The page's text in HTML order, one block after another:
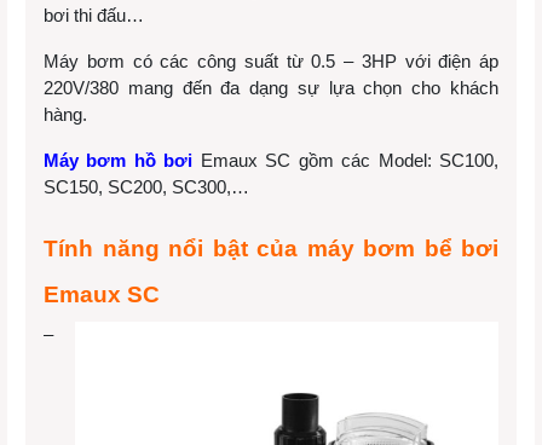
bơi thi đấu…
Máy bơm có các công suất từ 0.5 – 3HP với điện áp
220V/380 mang đến đa dạng sự lựa chọn cho khách
hàng.
Máy bơm hồ bơi Emaux SC gồm các Model: SC100,
SC150, SC200, SC300,…
Tính năng nổi bật của máy bơm bể bơi
Emaux SC
–